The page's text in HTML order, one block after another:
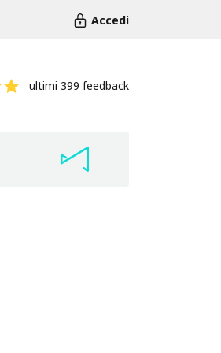
Accedi
ultimi 399 feedback